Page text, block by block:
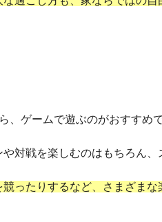
、ゲームで遊ぶのがおすすめ
対戦を楽しむのはもちろん
ったりするなど、さまざまな